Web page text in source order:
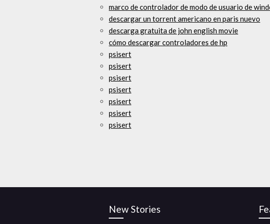
marco de controlador de modo de usuario de
descargar un torrent americano en paris nuevo
descarga gratuita de john english movie
cómo descargar controladores de hp
psisert
psisert
psisert
psisert
psisert
psisert
psisert
New Stories